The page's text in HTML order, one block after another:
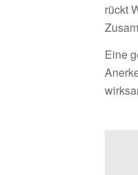
rückt
Eine